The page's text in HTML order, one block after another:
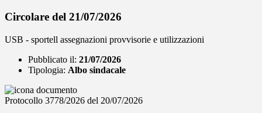
Circolare del 21/07/2026
USB - sportell assegnazioni provvisorie e utilizzazioni
Pubblicato il: 21/07/2026
Tipologia: Albo sindacale
Protocollo 3778/2026 del 20/07/2026